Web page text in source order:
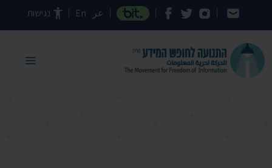
דילוג לתוכן העמוד عر En נגישות